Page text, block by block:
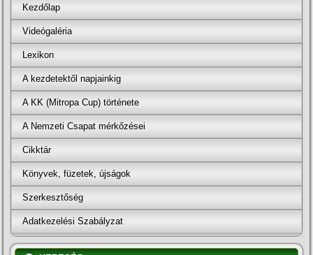
Kezdőlap
Videógaléria
Lexikon
A kezdetektől napjainkig
A KK (Mitropa Cup) története
A Nemzeti Csapat mérkőzései
Cikktár
Könyvek, füzetek, újságok
Szerkesztőség
Adatkezelési Szabályzat